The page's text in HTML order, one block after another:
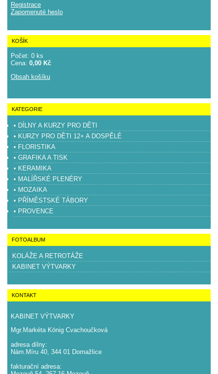
Registrace
Zapomenuté heslo
KOŠÍK
Počet: 0 ks
Cena: 0,00 Kč
Obsah košíku
KATEGORIE
• DÍLNY A KURZY PRO DĚTI
• KURZY PRO DĚTI 12+ A DOSPĚLÉ
• FLORISTIKA
• GRAFIKA A TISK
• KERAMIKA
• MALÍŘSKÉ PLENÉRY
• MOZAIKA
• PŘÍMĚSTSKÉ TÁBORY
• PROVENCE
FOTOALBUM
KOLÁŽE A RETROTÁŽE
KABINET VÝTVARKY
KONTAKT
KABINET VÝTVARKY
Mgr.Markéta König Cvachoučková
adresa dílny:
Nám.Míru 40, 344 01 Domažlice
fakturační adresa: